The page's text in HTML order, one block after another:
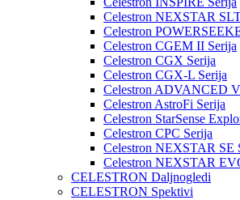
Celestron NEXSTAR
Celestron
Celestron CGEM II Serija
Celestron CGX Serija
Celestron CGX-L Serija
Celestron ADVANCED
Celestron AstroFi Serija
Celestron StarSense
Celestron CPC Serija
Celestron NEXSTAR SE
Celestron NEXSTAR
CELESTRON Daljnogledi
CELESTRON Spektivi